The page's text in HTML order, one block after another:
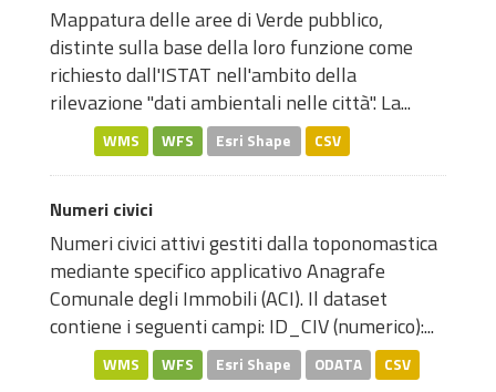
Mappatura delle aree di Verde pubblico,
distinte sulla base della loro funzione come
richiesto dall'ISTAT nell'ambito della
rilevazione "dati ambientali nelle città". La...
WMS WFS Esri Shape CSV
Numeri civici
Numeri civici attivi gestiti dalla toponomastica
mediante specifico applicativo Anagrafe
Comunale degli Immobili (ACI). Il dataset
contiene i seguenti campi: ID_CIV (numerico):...
WMS WFS Esri Shape ODATA CSV